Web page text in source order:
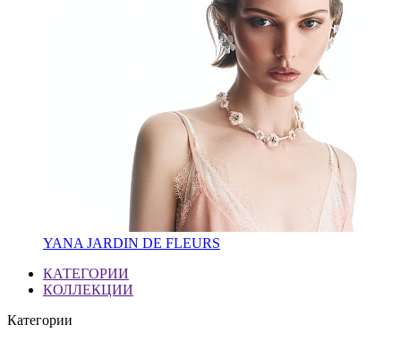
YANA JARDIN DE FLEURS
КАТЕГОРИИ
КОЛЛЕКЦИИ
Категории